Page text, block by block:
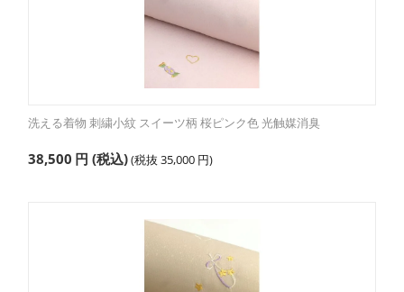
洗える着物 刺繍小紋 スイーツ柄 桜ピンク色 光触媒消臭
38,500 円 (税込)(税抜 35,000 円)